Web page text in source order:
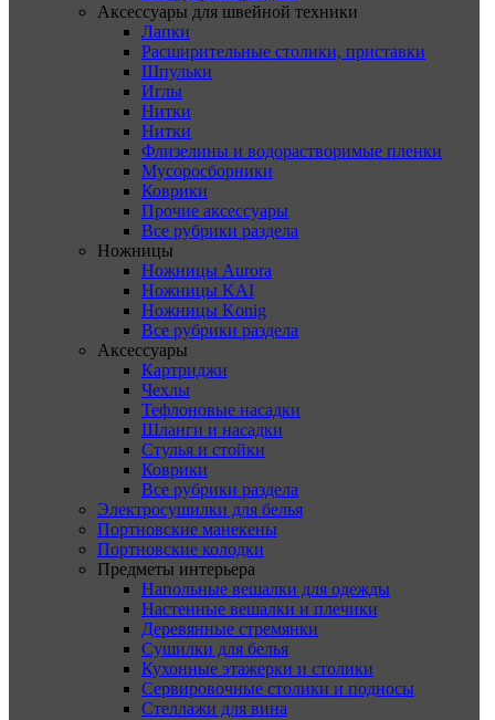
Аксессуары для швейной техники
Лапки
Расширительные столики, приставки
Шпульки
Иглы
Нитки
Нитки
Флизелины и водорастворимые пленки
Мусоросборники
Коврики
Прочие аксессуары
Все рубрики раздела
Ножницы
Ножницы Aurora
Ножницы KAI
Ножницы Konig
Все рубрики раздела
Аксессуары
Картриджи
Чехлы
Тефлоновые насадки
Шланги и насадки
Стулья и стойки
Коврики
Все рубрики раздела
Электросушилки для белья
Портновские манекены
Портновские колодки
Предметы интерьера
Напольные вешалки для одежды
Настенные вешалки и плечики
Деревянные стремянки
Сушилки для белья
Кухонные этажерки и столики
Сервировочные столики и подносы
Стеллажи для вина